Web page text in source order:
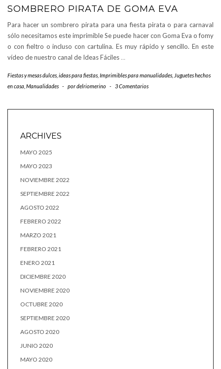
SOMBRERO PIRATA DE GOMA EVA
Para hacer un sombrero pirata para una fiesta pirata o para carnaval
sólo necesitamos este imprimible Se puede hacer con Goma Eva o fomy
o con fieltro o incluso con cartulina. Es muy rápido y sencillo. En este
vídeo de nuestro canal de Ideas Fáciles …
Fiestas y mesas dulces ideas para fiestas Imprimibles para manualidades Juguetes hechos
en casa Manualidades - pordelriomerino - 3 Comentarios
ARCHIVES
MAYO 2025
MAYO 2023
NOVIEMBRE 2022
SEPTIEMBRE 2022
AGOSTO 2022
FEBRERO 2022
MARZO 2021
FEBRERO 2021
ENERO 2021
DICIEMBRE 2020
NOVIEMBRE 2020
OCTUBRE 2020
SEPTIEMBRE 2020
AGOSTO 2020
JUNIO 2020
MAYO 2020